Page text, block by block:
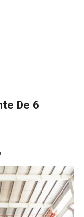
De 6